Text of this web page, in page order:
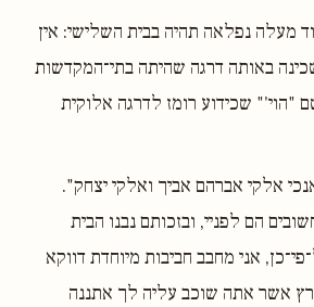
מעלה נפלאה תהיה בבית השלישי: אין
באותה דרגה שהיתה בתי־המקדשות
"הוי'" שכידוע רומז לדרגה אלוקית
אלקי אברהם אביך ואלקי יצחק".
הם לפניי, ובזכותם נבנו הבית
אני מחבב חביבות מיוחדת דווקא
אשר אתה שוכב עליה לך אתננה